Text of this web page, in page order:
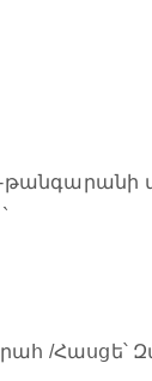
թանգարանի
/Հասցե՝